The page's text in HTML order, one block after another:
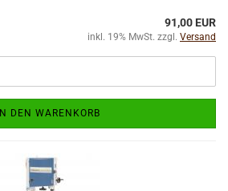
91,00 EUR
inkl. 19% MwSt. zzgl. Versand
IN DEN WARENKORB